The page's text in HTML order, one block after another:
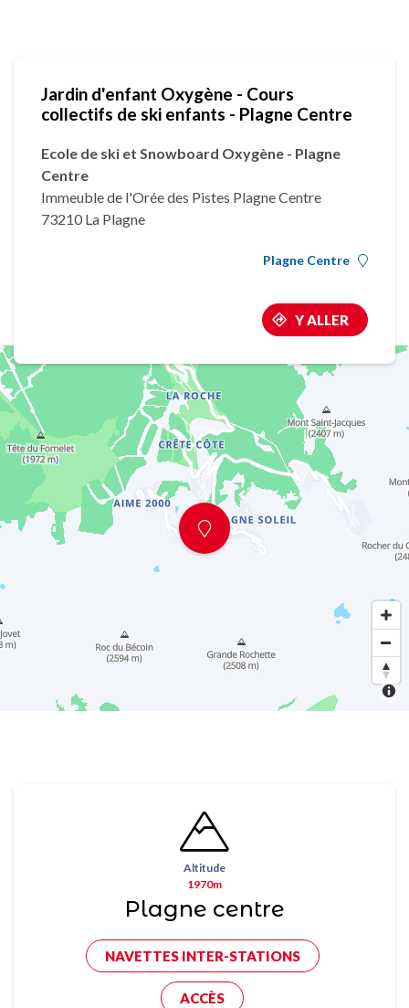
Jardin d'enfant Oxygène - Cours
collectifs de ski enfants - Plagne Centre
Ecole de ski et Snowboard Oxygène - Plagne
Centre
Immeuble de l'Orée des Pistes Plagne Centre
73210 La Plagne
Plagne Centre
Y ALLER
Altitude
1970m
Plagne centre
NAVETTES INTER-STATIONS
ACCÈS